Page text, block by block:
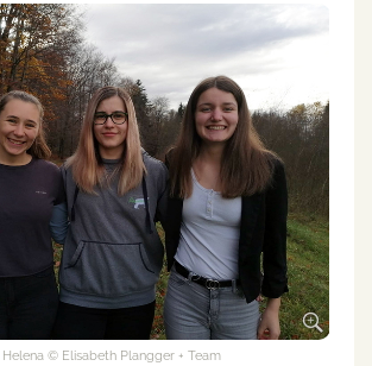
© Elisabeth Plangger + Team